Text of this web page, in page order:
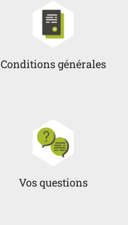
Conditions générales
Vos questions